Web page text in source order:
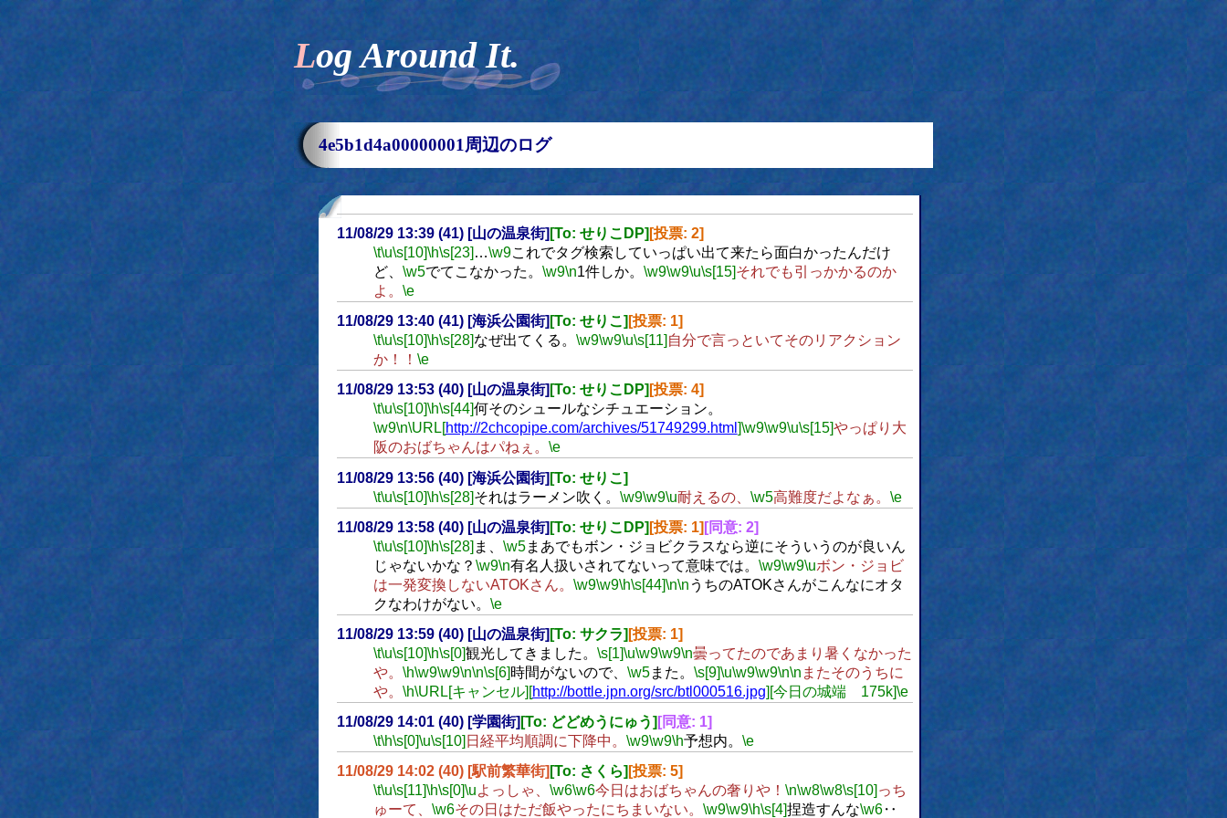
Log Around It.
4e5b1d4a00000001周辺のログ
11/08/29 13:39 (41) [山の温泉街] [To: せりこDP] [投票: 2]
\t\u\s[10]\h\s[23] …\w9これでタグ検索していっぱい出て来たら面白かったんだけ
ど、 \w5でてこなかった。 \w9\n1件しか。 \w9\w9\u\s[15]それでも引っかかるのか
よ。 \e
11/08/29 13:40 (41) [海浜公園街] [To: せりこ] [投票: 1]
\t\u\s[10]\h\s[28]なぜ出てくる。 \w9\w9\u\s[11] 自分で言っといてそのリアクション
か！！ \e
11/08/29 13:53 (40) [山の温泉街] [To: せりこDP] [投票: 4]
\t\u\s[10]\h\s[44]何そのシュールなシチュエーション。
\w9\n\URL[http://2chcopipe.com/archives/51749299.html ]\w9\w9\u\s[15]やっぱり大
阪のおばちゃんはパねぇ。 \e
11/08/29 13:56 (40) [海浜公園街] [To: せりこ]
\t\u\s[10]\h\s[28]それはラーメン吹く。 \w9\w9\u耐えるの、 \w5高難度だよなぁ。 \e
11/08/29 13:58 (40) [山の温泉街] [To: せりこDP] [投票: 1] [同意: 2]
\t\u\s[10]\h\s[28] ま、 \w5まあでもボン・ジョビクラスなら逆にそういうのが良いん
じゃないかな？ \w9\n有名人扱いされてないって意味では。 \w9\w9\uボン・ジョビ
は一発変換しないATOKさん。 \w9\w9\h\s[44]\n\n うちのATOKさんがこんなにオタ
クなわけがない。 \e
11/08/29 13:59 (40) [山の温泉街] [To: サクラ] [投票: 1]
\t\u\s[10]\h\s[0]観光してきました。 \s[1]\u\w9\w9\n曇ってたのであまり暑くなかった
や。 \h\w9\w9\n\n\s[6]時間がないので、 \w5また。 \s[9]\u\w9\w9\n\n またそのうちに
や。 \h\URL[キャンセル][http://bottle.jpn.org/src/btl000516.jpg][今日の城端 175k]\e
11/08/29 14:01 (40) [学園街] [To: どどめうにゅう] [同意: 1]
\t\h\s[0]\u\s[10] 日経平均順調に下降中。 \w9\w9\h予想内。 \e
11/08/29 14:02 (40) [駅前繁華街] [To: さくら] [投票: 5]
\t\u\s[11]\h\s[0]\uよっしゃ、 \w6\w6今日はおばちゃんの奢りや！ \n\w8\w8\s[10] っち
ゅーて、 \w6その日はただ飯やったにちまいない。 \w9\w9\h\s[4]捏造すんな\w6‥